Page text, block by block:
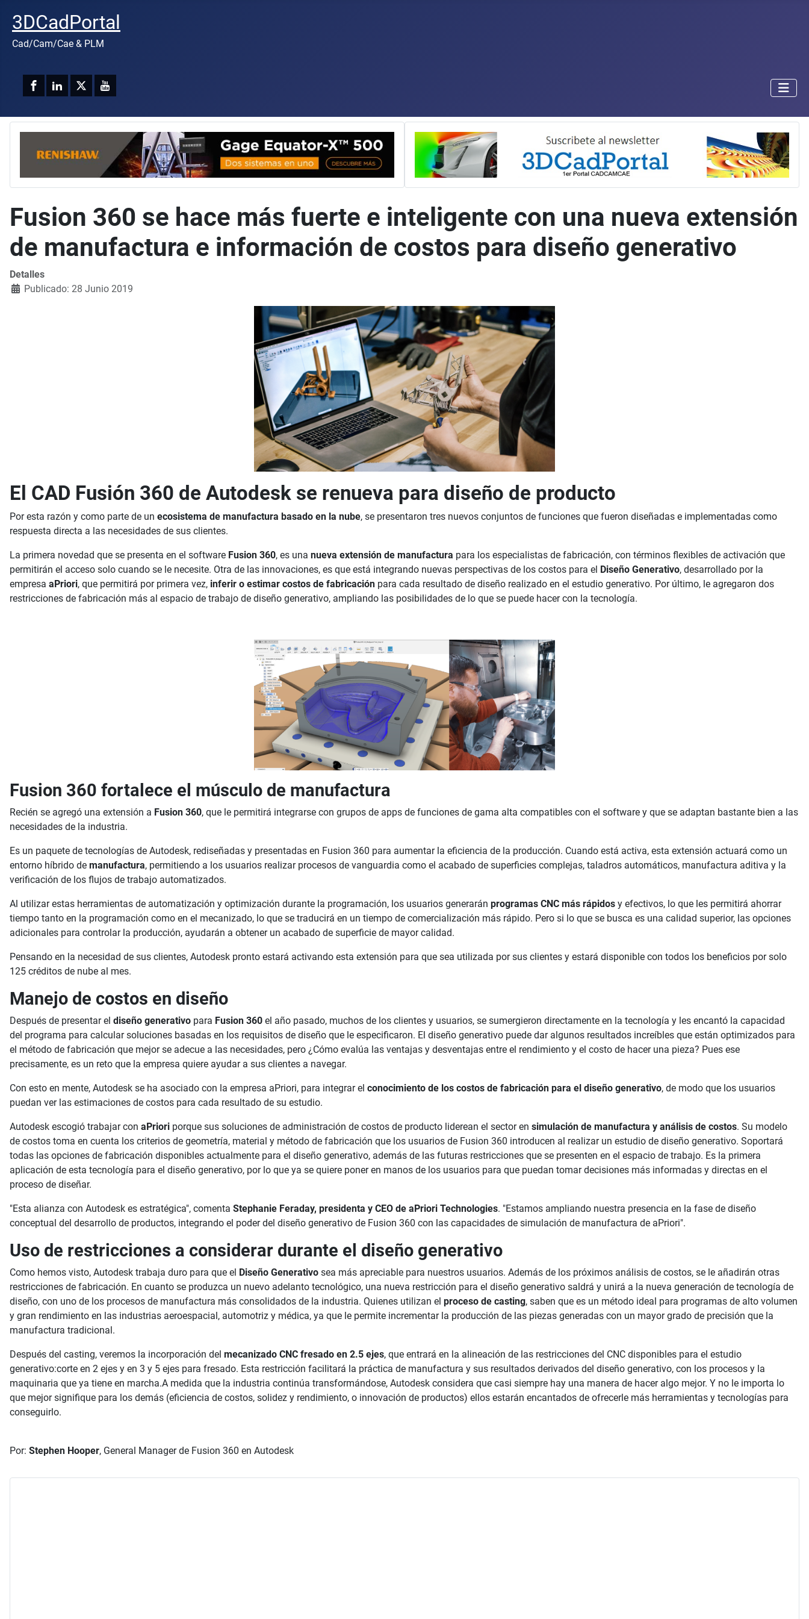
3DCadPortal
Cad/Cam/Cae & PLM
Fusion 360 se hace más fuerte e inteligente con una nueva extensión
de manufactura e información de costos para diseño generativo
Detalles
Publicado: 28 Junio 2019
El CAD Fusión 360 de Autodesk se renueva para diseño de producto
Por esta razón y como parte de un ecosistema de manufactura basado en la nube, se presentaron tres nuevos conjuntos de funciones que fueron diseñadas e implementadas como
respuesta directa a las necesidades de sus clientes.
La primera novedad que se presenta en el software Fusion 360, es una nueva extensión de manufactura para los especialistas de fabricación, con términos flexibles de activación que
permitirán el acceso solo cuando se le necesite. Otra de las innovaciones, es que está integrando nuevas perspectivas de los costos para el Diseño Generativo, desarrollado por la
empresa aPriori, que permitirá por primera vez, inferir o estimar costos de fabricación para cada resultado de diseño realizado en el estudio generativo. Por último, le agregaron dos
restricciones de fabricación más al espacio de trabajo de diseño generativo, ampliando las posibilidades de lo que se puede hacer con la tecnología.
Fusion 360 fortalece el músculo de manufactura
Recién se agregó una extensión a Fusion 360, que le permitirá integrarse con grupos de apps de funciones de gama alta compatibles con el software y que se adaptan bastante bien a las
necesidades de la industria.
Es un paquete de tecnologías de Autodesk, rediseñadas y presentadas en Fusion 360 para aumentar la eficiencia de la producción. Cuando está activa, esta extensión actuará como un
entorno híbrido de manufactura, permitiendo a los usuarios realizar procesos de vanguardia como el acabado de superficies complejas, taladros automáticos, manufactura aditiva y la
verificación de los flujos de trabajo automatizados.
Al utilizar estas herramientas de automatización y optimización durante la programación, los usuarios generarán programas CNC más rápidos y efectivos, lo que les permitirá ahorrar
tiempo tanto en la programación como en el mecanizado, lo que se traducirá en un tiempo de comercialización más rápido. Pero si lo que se busca es una calidad superior, las opciones
adicionales para controlar la producción, ayudarán a obtener un acabado de superficie de mayor calidad.
Pensando en la necesidad de sus clientes, Autodesk pronto estará activando esta extensión para que sea utilizada por sus clientes y estará disponible con todos los beneficios por solo
125 créditos de nube al mes.
Manejo de costos en diseño
Después de presentar el diseño generativo para Fusion 360 el año pasado, muchos de los clientes y usuarios, se sumergieron directamente en la tecnología y les encantó la capacidad
del programa para calcular soluciones basadas en los requisitos de diseño que le especificaron. El diseño generativo puede dar algunos resultados increíbles que están optimizados para
el método de fabricación que mejor se adecue a las necesidades, pero ¿Cómo evalúa las ventajas y desventajas entre el rendimiento y el costo de hacer una pieza? Pues ese
precisamente, es un reto que la empresa quiere ayudar a sus clientes a navegar.
Con esto en mente, Autodesk se ha asociado con la empresa aPriori, para integrar el conocimiento de los costos de fabricación para el diseño generativo, de modo que los usuarios
puedan ver las estimaciones de costos para cada resultado de su estudio.
Autodesk escogió trabajar con aPriori porque sus soluciones de administración de costos de producto liderean el sector en simulación de manufactura y análisis de costos. Su modelo
de costos toma en cuenta los criterios de geometría, material y método de fabricación que los usuarios de Fusion 360 introducen al realizar un estudio de diseño generativo. Soportará
todas las opciones de fabricación disponibles actualmente para el diseño generativo, además de las futuras restricciones que se presenten en el espacio de trabajo. Es la primera
aplicación de esta tecnología para el diseño generativo, por lo que ya se quiere poner en manos de los usuarios para que puedan tomar decisiones más informadas y directas en el
proceso de diseñar.
"Esta alianza con Autodesk es estratégica", comenta Stephanie Feraday, presidenta y CEO de aPriori Technologies. "Estamos ampliando nuestra presencia en la fase de diseño
conceptual del desarrollo de productos, integrando el poder del diseño generativo de Fusion 360 con las capacidades de simulación de manufactura de aPriori".
Uso de restricciones a considerar durante el diseño generativo
Como hemos visto, Autodesk trabaja duro para que el Diseño Generativo sea más apreciable para nuestros usuarios. Además de los próximos análisis de costos, se le añadirán otras
restricciones de fabricación. En cuanto se produzca un nuevo adelanto tecnológico, una nueva restricción para el diseño generativo saldrá y unirá a la nueva generación de tecnología de
diseño, con uno de los procesos de manufactura más consolidados de la industria. Quienes utilizan el proceso de casting, saben que es un método ideal para programas de alto volumen
y gran rendimiento en las industrias aeroespacial, automotriz y médica, ya que le permite incrementar la producción de las piezas generadas con un mayor grado de precisión que la
manufactura tradicional.
Después del casting, veremos la incorporación del mecanizado CNC fresado en 2.5 ejes, que entrará en la alineación de las restricciones del CNC disponibles para el estudio
generativo:corte en 2 ejes y en 3 y 5 ejes para fresado. Esta restricción facilitará la práctica de manufactura y sus resultados derivados del diseño generativo, con los procesos y la
maquinaria que ya tiene en marcha.A medida que la industria continúa transformándose, Autodesk considera que casi siempre hay una manera de hacer algo mejor. Y no le importa lo
que mejor signifique para los demás (eficiencia de costos, solidez y rendimiento, o innovación de productos) ellos estarán encantados de ofrecerle más herramientas y tecnologías para
conseguirlo.
Por: Stephen Hooper, General Manager de Fusion 360 en Autodesk